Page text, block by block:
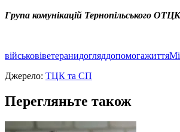
Група комунікацій Тернопільського
військовіветеранидогляддопомогажиття
Джерело: ТЦК та СП
Перегляньте також